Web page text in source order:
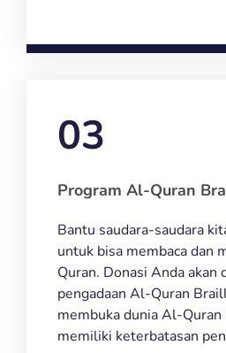
03
Program Al-Quran
Bantu saudara-saudara
untuk bisa membaca dan
Quran. Donasi Anda akan
pengadaan Al-Quran
membuka dunia Al-Quran
memiliki keterbatasan